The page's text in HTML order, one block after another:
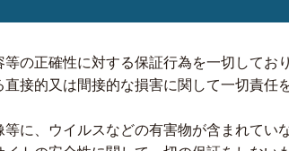
の正確性に対する保証行為を一切してお
接的又は間接的な損害に関して一切責任
に、ウイルスなどの有害物が含まれてい